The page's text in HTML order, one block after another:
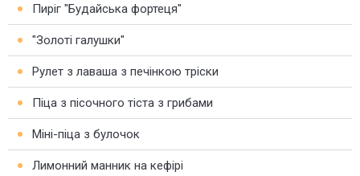
Пиріг "Будайська фортеця"
"Золоті галушки"
Рулет з лаваша з печінкою тріски
Піца з пісочного тіста з грибами
Міні-піца з булочок
Лимонний манник на кефірі